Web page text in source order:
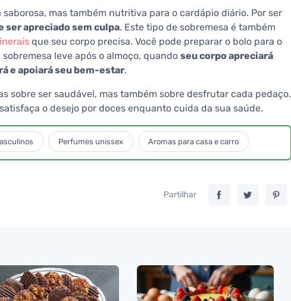
mas também nutritiva para o cardápio diário. Por ser
ser apreciado sem culpa. Este tipo de sobremesa é também
que seu corpo precisa. Você pode preparar o bolo para o
leve após o almoço, quando seu corpo apreciará
e apoiará seu bem-estar.
sobre ser saudável, mas também sobre desfrutar cada pedaço.
o desejo por doces enquanto cuida da sua saúde.
Perfumes unissex Aromas para casa e carro
Partilhar